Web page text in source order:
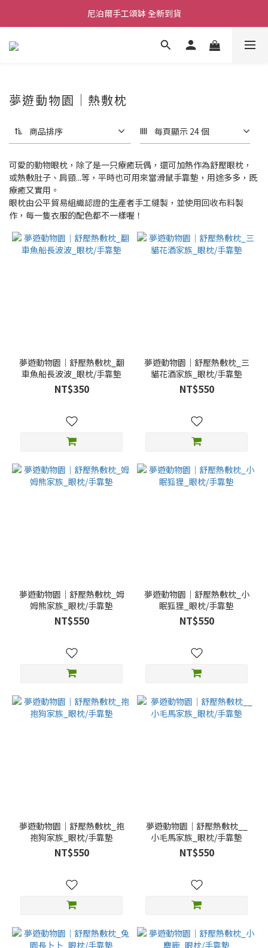
舒壓熱敷枕 全新到貨
尼泊爾手工頌缽 全新到貨
2026  春夏服飾 全新系列到貨
夢遊動物園｜熱敷枕
商品排序 每頁顯示 24 個
可愛的動物眼枕，除了是一只療癒玩偶，還可加熱作為舒壓眼枕，
或熱敷肚子、肩頸...等，平時也可用來當滑鼠手靠墊，用途多多，既
療癒又實用。
眼枕由公平貿易組織認證的生產者手工縫製，並使用回收布料製
作，每一隻衣服的配色都不一樣喔！
夢遊動物園｜舒壓熱敷枕_翻
車魚船長波波_眼枕/手靠墊
NT$350
夢遊動物園｜舒壓熱敷枕_三
貓花酒家族_眼枕/手靠墊
NT$550
夢遊動物園｜舒壓熱敷枕_姆
姆熊家族_眼枕/手靠墊
NT$550
夢遊動物園｜舒壓熱敷枕_小
眠狐狸_眼枕/手靠墊
NT$550
夢遊動物園｜舒壓熱敷枕_抱
抱狗家族_眼枕/手靠墊
NT$550
夢遊動物園｜舒壓熱敷枕__
小毛馬家族_眼枕/手靠墊
NT$550